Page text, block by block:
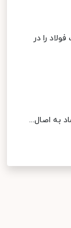
را در
به اصال...